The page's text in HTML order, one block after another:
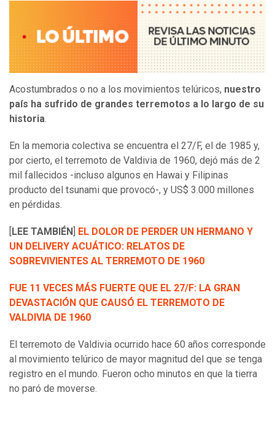
Acostumbrados o no a los movimientos telúricos, nuestro
país ha sufrido de grandes terremotos a lo largo de su
historia.
En la memoria colectiva se encuentra el 27/F, el de 1985 y,
por cierto, el terremoto de Valdivia de 1960, dejó más de 2
mil fallecidos -incluso algunos en Hawai y Filipinas
producto del tsunami que provocó-, y US$ 3.000 millones
en pérdidas.
LEE TAMBIÉN
EL DOLOR DE PERDER UN HERMANO Y
UN DELIVERY ACUÁTICO: RELATOS DE
SOBREVIVIENTES AL TERREMOTO DE 1960
FUE 11 VECES MÁS FUERTE QUE EL 27/F: LA GRAN
DEVASTACIÓN QUE CAUSÓ EL TERREMOTO DE
VALDIVIA DE 1960
El terremoto de Valdivia ocurrido hace 60 años corresponde
al movimiento telúrico de mayor magnitud del que se tenga
registro en el mundo. Fueron ocho minutos en que la tierra
no paró de moverse.